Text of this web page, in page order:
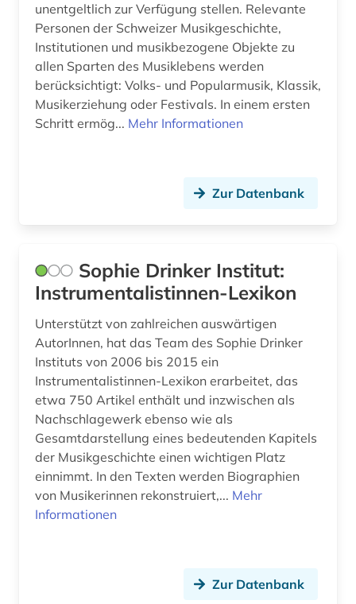
unentgeltlich zur Verfügung stellen. Relevante
Personen der Schweizer Musikgeschichte,
Institutionen und musikbezogene Objekte zu
allen Sparten des Musiklebens werden
berücksichtigt: Volks- und Popularmusik, Klassik,
Musikerziehung oder Festivals. In einem ersten
Schritt ermög... Mehr Informationen
Zur Datenbank
Sophie Drinker Institut:
Instrumentalistinnen-Lexikon
Unterstützt von zahlreichen auswärtigen
AutorInnen, hat das Team des Sophie Drinker
Instituts von 2006 bis 2015 ein
Instrumentalistinnen-Lexikon erarbeitet, das
etwa 750 Artikel enthält und inzwischen als
Nachschlagewerk ebenso wie als
Gesamtdarstellung eines bedeutenden Kapitels
der Musikgeschichte einen wichtigen Platz
einnimmt. In den Texten werden Biographien
von Musikerinnen rekonstruiert,... Mehr
Informationen
Zur Datenbank